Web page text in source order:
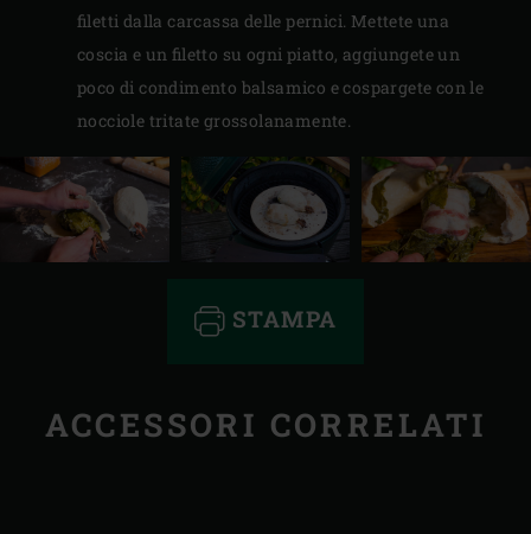
filetti dalla carcassa delle pernici. Mettete una
coscia e un filetto su ogni piatto, aggiungete un
poco di condimento balsamico e cospargete con le
nocciole tritate grossolanamente.
STAMPA
ACCESSORI CORRELATI